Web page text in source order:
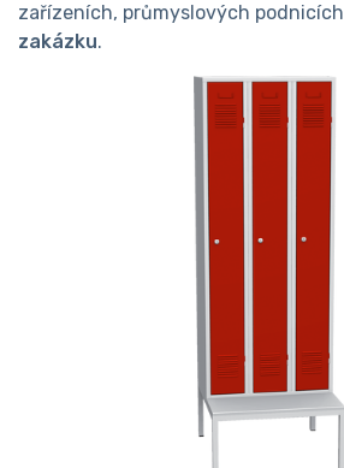
zařízeních, průmyslových podnicích
zakázku.